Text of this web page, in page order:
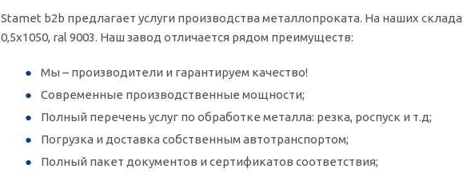
Stamet b2b предлагает услуги производства металлопроката. На наших
0,5х1050, ral 9003. Наш завод отличается рядом преимуществ:
Мы – производители и гарантируем качество!
Современные производственные мощности;
Полный перечень услуг по обработке металла: резка, роспуск и т.д;
Погрузка и доставка собственным автотранспортом;
Полный пакет документов и сертификатов соответствия;